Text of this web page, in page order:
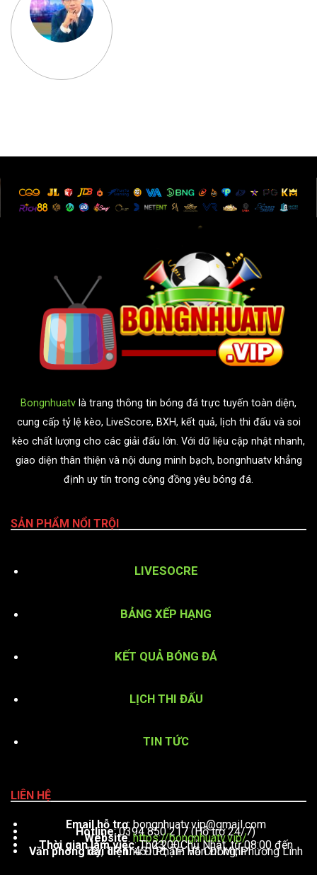
Bongnhuatv là trang thông tin bóng đá trực tuyến toàn diện,
cung cấp tỷ lệ kèo, LiveScore, BXH, kết quả, lịch thi đấu và soi
kèo chất lượng cho các giải đấu lớn. Với dữ liệu cập nhật nhanh,
giao diện thân thiện và nội dung minh bạch, bongnhuatv khẳng
định uy tín trong cộng đồng yêu bóng đá.
SẢN PHẨM NỔI TRỘI
LIVESOCRE
BẢNG XẾP HẠNG
KẾT QUẢ BÓNG ĐÁ
LỊCH THI ĐẤU
TIN TỨC
LIÊN HỆ
Email hỗ trợ:bongnhuatv.vip@gmail.com
Hotline: 0394 850 217 (Hỗ trợ 24/7)
Website:https://bongnhuatv.vip/
Thời gian làm việc : Thứ 2 – Chủ Nhật, từ 08:00 đến 23:00
Văn phòng đại diện: 451 Phạm Văn Đồng, Phường Linh Tây, TP. Thủ Đức, TP. Hồ Chí Minh